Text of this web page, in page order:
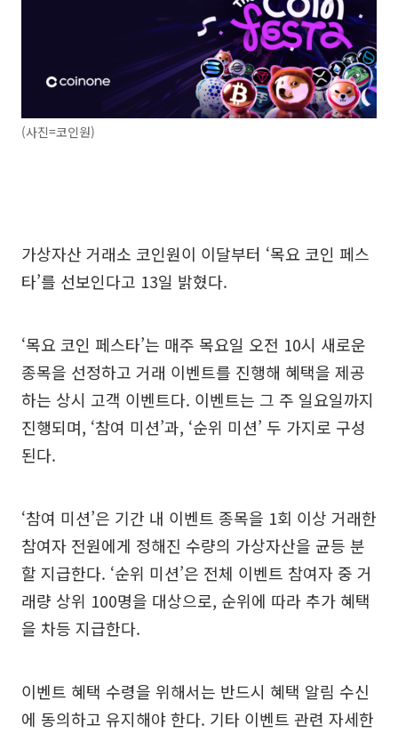
(사진=코인원)
가상자산 거래소 코인원이 이달부터 ‘목요 코인 페스
타’를 선보인다고 13일 밝혔다.
‘목요 코인 페스타’는 매주 목요일 오전 10시 새로운
종목을 선정하고 거래 이벤트를 진행해 혜택을 제공
하는 상시 고객 이벤트다. 이벤트는 그 주 일요일까지
진행되며, ‘참여 미션’과, ‘순위 미션’ 두 가지로 구성
된다.
‘참여 미션’은 기간 내 이벤트 종목을 1회 이상 거래한
참여자 전원에게 정해진 수량의 가상자산을 균등 분
할 지급한다. ‘순위 미션’은 전체 이벤트 참여자 중 거
래량 상위 100명을 대상으로, 순위에 따라 추가 혜택
을 차등 지급한다.
이벤트 혜택 수령을 위해서는 반드시 혜택 알림 수신
에 동의하고 유지해야 한다. 기타 이벤트 관련 자세한